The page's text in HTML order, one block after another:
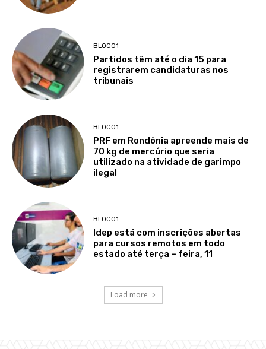
BLOCO1
Partidos têm até o dia 15 para
registrarem candidaturas nos
tribunais
BLOCO1
PRF em Rondônia apreende mais de
70 kg de mercúrio que seria
utilizado na atividade de garimpo
ilegal
BLOCO1
Idep está com inscrições abertas
para cursos remotos em todo
estado até terça – feira, 11
Load more